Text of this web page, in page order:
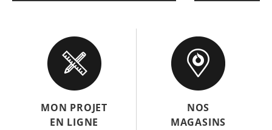
MON PROJET
EN LIGNE
NOS
MAGASINS